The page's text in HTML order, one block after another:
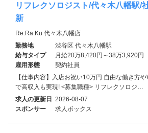
リフレクソロジスト/代々木八幡駅/
新
Re.Ra.Ku 代々木八幡店
勤務地
渋谷区 代々木八幡駅
給与タイプ
月給20万8,420円～38万3,920円
雇用形態
契約社員
【仕事内容】入店お祝い10万円 自由な働き方
で高収入も実現! <募集職種> リフレクソロジ…
求人の更新日 2026-08-07
スポンサー
求人ボックス